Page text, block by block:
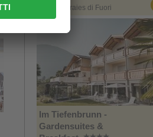
Braies / Braies di Fuori
Im Tiefenbrunn -
Gardensuites &